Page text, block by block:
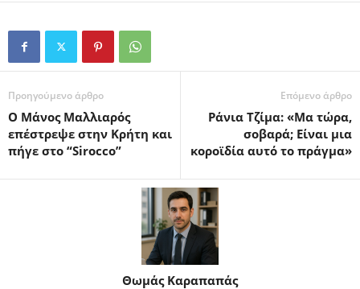
Προηγούμενο άρθρο
Ο Μάνος Μαλλιαρός
επέστρεψε στην Κρήτη και
πήγε στο “Sirocco”
Επόμενο άρθρο
Ράνια Τζίμα: «Μα τώρα,
σοβαρά; Είναι μια
κοροϊδία αυτό το πράγμα»
Θωμάς Καραπαπάς